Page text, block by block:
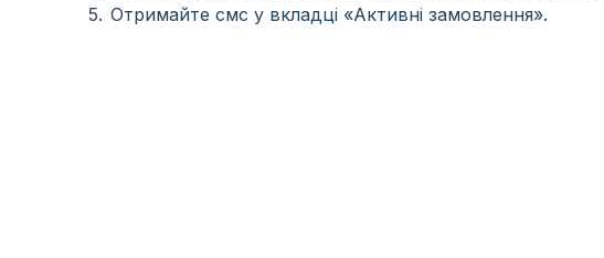
Отримайте смс у вкладці «Активні замовлення».